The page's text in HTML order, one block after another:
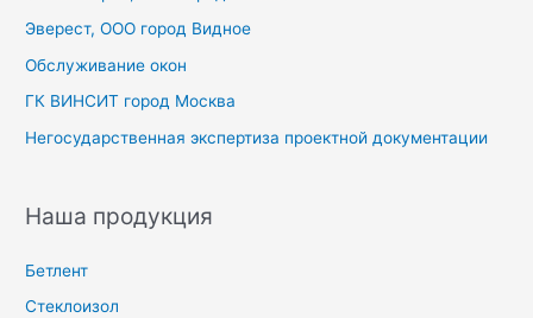
Эверест, ООО город Видное
Обслуживание окон
ГК ВИНСИТ город Москва
Негосударственная экспертиза проектной документации
Наша продукция
Бетлент
Стеклоизол